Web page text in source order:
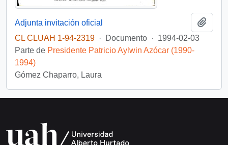
Adjunta invitación oficial
CL CLUAH 1-94-2319 · Documento · 1994-02-03
Parte de Presidente Patricio Aylwin Azócar (1990-
1994)
Gómez Chaparro, Laura